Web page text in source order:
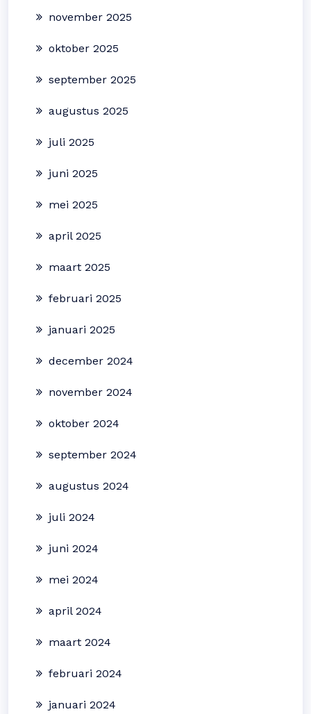
november 2025
oktober 2025
september 2025
augustus 2025
juli 2025
juni 2025
mei 2025
april 2025
maart 2025
februari 2025
januari 2025
december 2024
november 2024
oktober 2024
september 2024
augustus 2024
juli 2024
juni 2024
mei 2024
april 2024
maart 2024
februari 2024
januari 2024